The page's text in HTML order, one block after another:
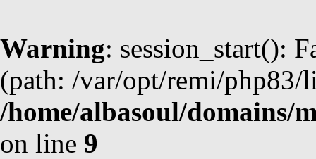
Warning: session_start():
(path: /var/opt/remi/php83/
/home/albasoul/domains/
on line 9